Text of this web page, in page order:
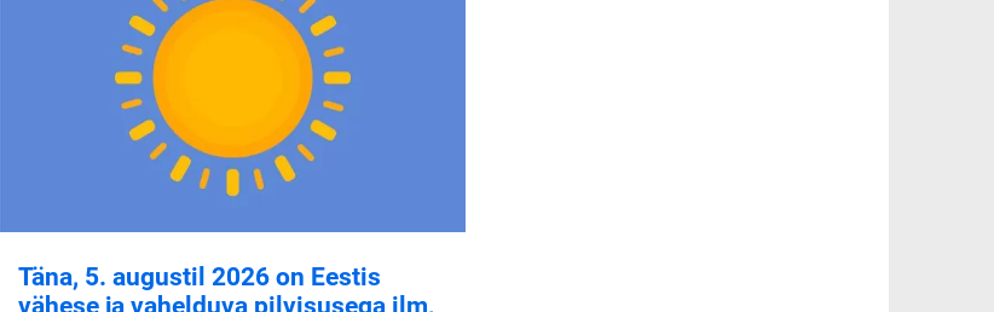
Täna, 5. augustil 2026 on Eestis
vähese ja vahelduva pilvisusega ilm,